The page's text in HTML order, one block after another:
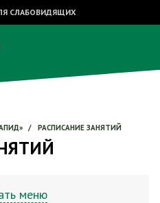
СЛАБОВИДЯЩИХ
/ РАСПИСАНИЕ ЗАНЯТИЙ
меню